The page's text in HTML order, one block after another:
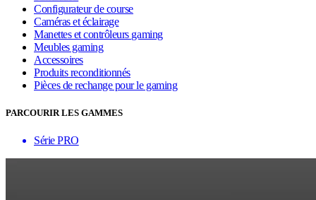
Configurateur de course
Caméras et éclairage
Manettes et contrôleurs gaming
Meubles gaming
Accessoires
Produits reconditionnés
Pièces de rechange pour le gaming
PARCOURIR LES GAMMES
Série PRO